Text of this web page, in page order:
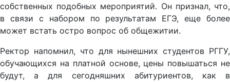
в связи с набором по результатам ЕГЭ, еще более
может встать остро вопрос об общежитии.
Ректор напомнил, что для нынешних студентов РГГУ,
обучающихся на платной основе, цены повышаться не
будут, а для сегодняшних абитуриентов, как в
головном вузе, так и в филиалах, цены будут меняться